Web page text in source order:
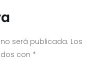
será publicada. Los
con *